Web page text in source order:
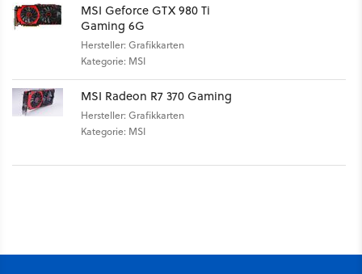
MSI Geforce GTX 980 Ti
Gaming 6G
Hersteller: Grafikkarten
Kategorie: MSI
MSI Radeon R7 370 Gaming
Hersteller: Grafikkarten
Kategorie: MSI